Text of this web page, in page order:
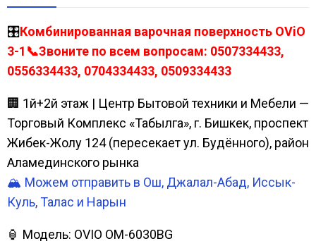
🎛️Комбинированная варочная поверхность OViO
3-1📞Звоните по всем вопросам: 0507334433,
0556334433, 0704334433, 0509334433
🏢 1й+2й этаж | Центр Бытовой техники и Мебели —
Торговый Комплекс «Табылга», г. Бишкек, проспект
Жибек-Жолу 124 (пересекает ул. Будённого), район
Аламединского рынка
🏔️ Можем отправить в Ош, Джалал-Абад, Иссык-
Куль, Талас и Нарын
🏮 Модель: OVIO OM-6030BG